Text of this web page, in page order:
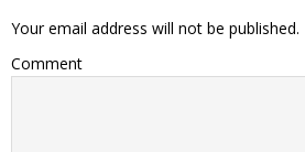
Your email address will not be published.
Comment